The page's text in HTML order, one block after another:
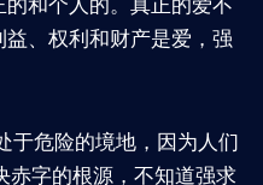
、权利和财产是爱，强
于危险的境地，因为人们
赤字的根源，不知道强求